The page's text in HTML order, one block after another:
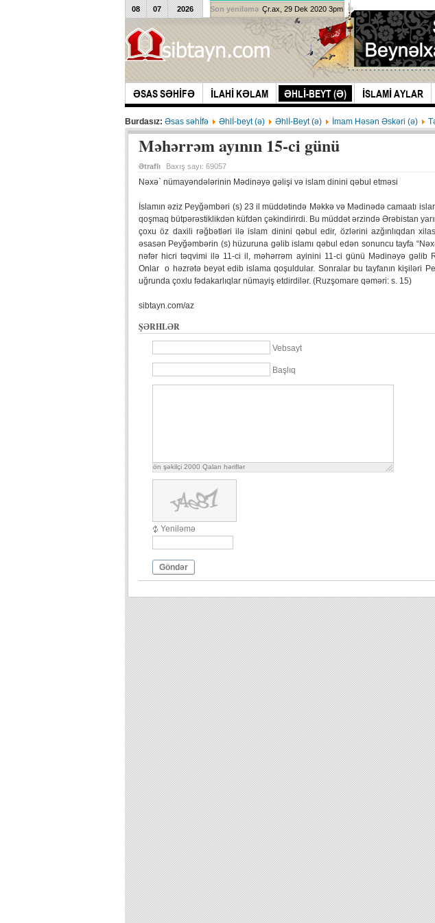
ƏSAS SƏHİFƏ İLAHİ KƏLAM ƏHLİ-BEYT (Ə) İSLAMİ AYLAR
08 07 2026 Son yeniləmə Çr.ax, 29 Dek 2020 3pm
Burdasız: Əsas səhİfə Əhlİ-beyt (ə) Əhlİ-Beyt (ə) İmam Həsən Əskəri (ə)
Məhərrəm ayının 15-ci günü
Ətraflı Baxış sayı: 69057
Nəxə` nümayəndələrinin Mədinəyə gəlişi və islam dinini qəbul etməsi
İslamın əziz Peyğəmbəri (s) 23 il müddətində Məkkə və Mədinədə camaatı
qoşmaq bütpərəstiklikdən küfdən çəkindirirdi. Bu müddət ərzində Ərəbistan
çoxu öz daxili rəğbətləri ilə islam dinini qəbul edir, özlərini azğınlıqdan xilas
əsasən Peyğəmbərin (s) hüzuruna gəlib islamı qəbul edən sonuncu tayfa
nəfər hicri təqvimi ilə 11-ci il, məhərrəm ayinini 11-ci günü Mədinəyə gəlib
Onlar o həzrətə beyət edib islama qoşuldular. Sonralar bu tayfanın kişiləri
uğrunda çoxlu fədakarlıqlar nümayiş etdirdilər. (Ruzşomare qəməri: s. 15)
sibtayn.com/az
ŞƏRHLƏR
Vebsayt
Başlıq
ön şəkilçi 2000 Qalan həriflər
Yeniləmə
Göndər